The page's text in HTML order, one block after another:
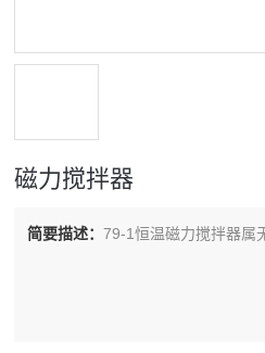
磁力搅拌器
简要描述：79-1恒温磁力搅拌器属